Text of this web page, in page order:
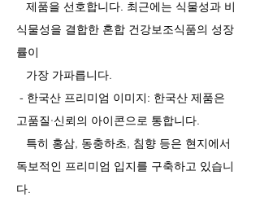
제품을 선호합니다. 최근에는 식물성과 비
식물성을 결합한 혼합 건강보조식품의 성장
률이
가장 가파릅니다.
- 한국산 프리미엄 이미지: 한국산 제품은
고품질·신뢰의 아이콘으로 통합니다.
특히 홍삼, 동충하초, 침향 등은 현지에서
독보적인 프리미엄 입지를 구축하고 있습니
다.